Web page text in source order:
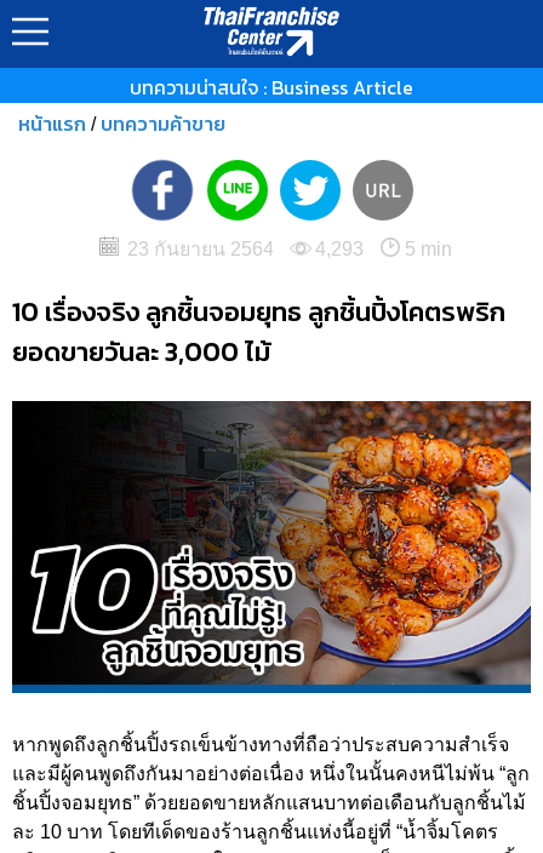
บทความน่าสนใจ : Business Article
หน้าแรก / บทความค้าขาย
23 กันยายน 2564 4,293 5 min
10 เรื่องจริง ลูกชิ้นจอมยุทธ ลูกชิ้นปิ้งโคตรพริก
ยอดขายวันละ 3,000 ไม้
หากพูดถึงลูกชิ้นปิ้งรถเข็นข้างทางที่ถือว่าประสบความสำเร็จ
และมีผู้คนพูดถึงกันมาอย่างต่อเนื่อง หนึ่งในนั้นคงหนีไม่พ้น “ลูก
ชิ้นปิ้งจอมยุทธ” ด้วยยอดขายหลักแสนบาทต่อเดือนกับลูกชิ้นไม้
ละ 10 บาท โดยทีเด็ดของร้านลูกชิ้นแห่งนี้อยู่ที่ “น้ำจิ้มโคตร